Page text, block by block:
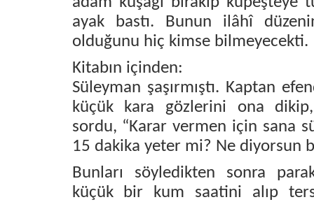
ayak bastı. Bunun ilâhî
olduğunu hiç kimse bilmeyecekti.
Kitabın içinden:
Süleyman şaşırmıştı. Kaptan
küçük kara gözlerini ona
sordu, “Karar vermen için sana
15 dakika yeter mi? Ne diyorsun
Bunları söyledikten sonra
küçük bir kum saatini alıp